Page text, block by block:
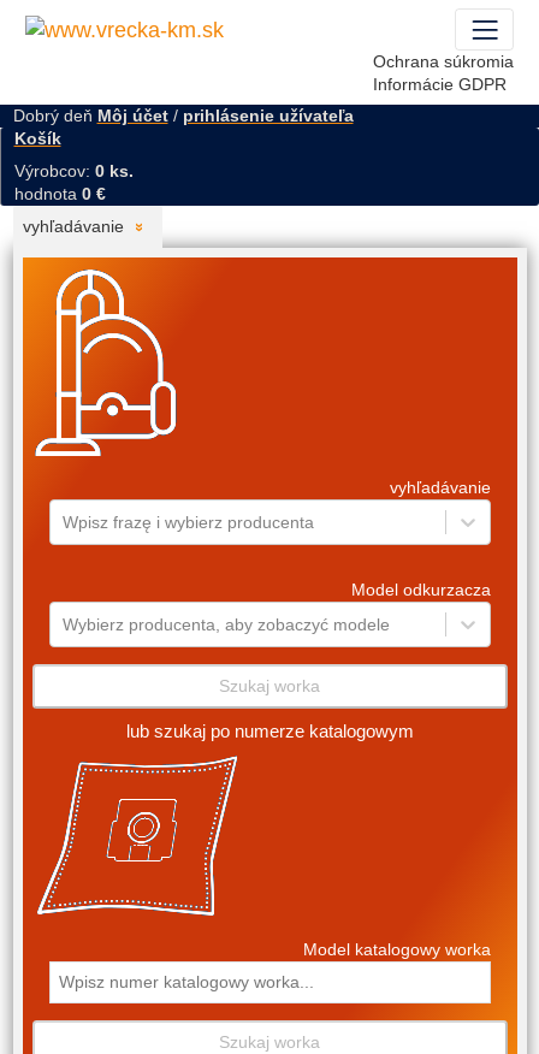
Ochrana súkromia
Informácie GDPR
Dobrý deň Môj účet/ prihlásenie užívateľa
Košík
Výrobcov: 0 ks.
hodnota 0 €
vyhľadávanie
vyhľadávanie
Wpisz frazę i wybierz producenta
Model odkurzacza
Wybierz producenta, aby zobaczyć modele
Szukaj worka
lub szukaj po numerze katalogowym
Model katalogowy worka
Szukaj worka